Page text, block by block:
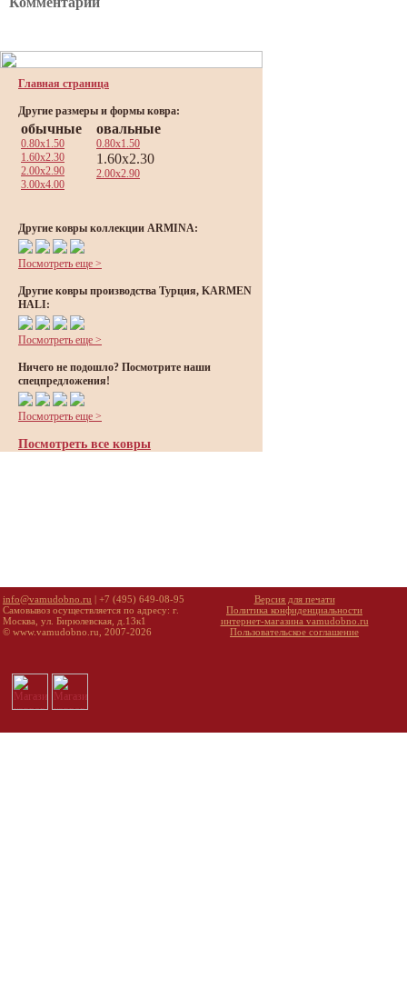
Главная страница
Другие размеры и формы ковра:
обычные
0.80x1.50
1.60x2.30
2.00x2.90
3.00x4.00
овальные
0.80x1.50
1.60x2.30
2.00x2.90
Другие ковры коллекции ARMINA:
Посмотреть еще >
Другие ковры производства Турция, KARMEN
HALI:
Посмотреть еще >
Ничего не подошло? Посмотрите наши
спецпредложения!
Посмотреть еще >
Посмотреть все ковры
info@vamudobno.ru | +7 (495) 649-08-95
Самовывоз осуществляется по адресу: г.
Москва, ул. Бирюлевская, д.13к1
© www.vamudobno.ru, 2007-2026
Версия для печати
Политика конфиденциальности
интернет-магазина vamudobno.ru
Пользовательское соглашение